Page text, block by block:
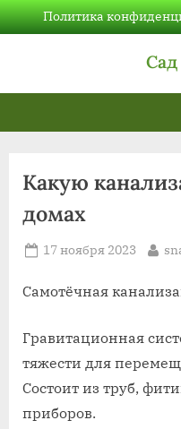
Skip
to
Политика
Сад
Какую
домах
Posted
17 ноября 2023 By
Самотёчная
Гравитационная
тяжести для
Состоит из труб,
приборов.